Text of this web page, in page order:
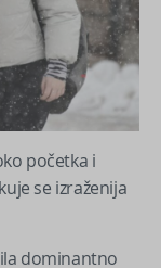
početka i
se izraženija
dominantno